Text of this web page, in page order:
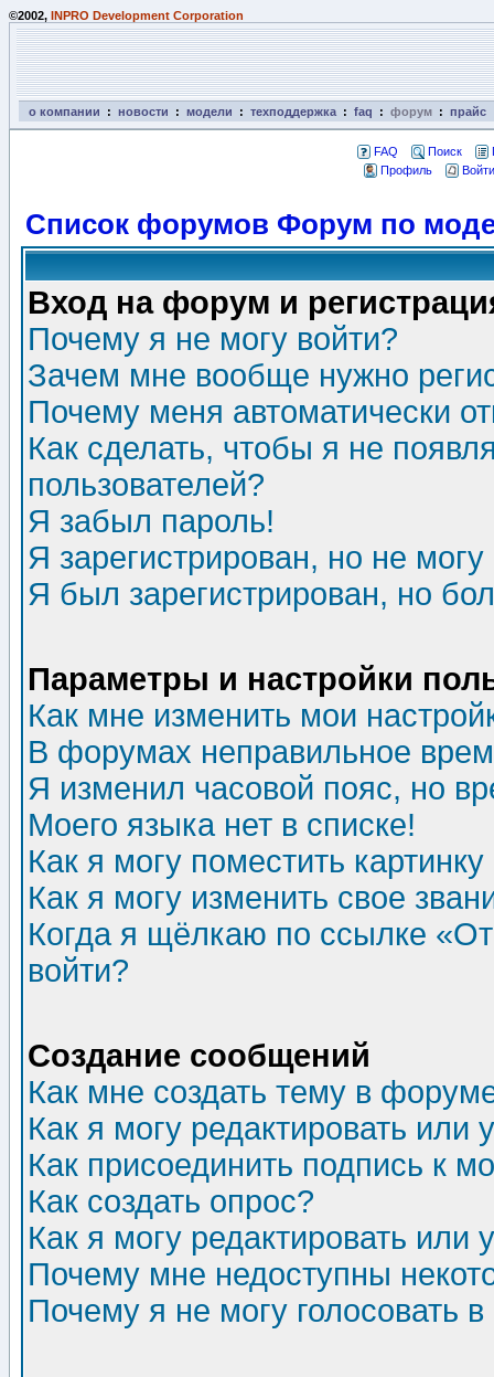
©2002, INPRO Development Corporation
о компании : новости : модели : техподдержка : faq : форум : прайс
FAQ Поиск
Профиль
Список форумов Форум по
Вход на форум и
Почему я не могу войти?
Зачем мне вообще нужно
Почему меня автоматически
Как сделать, чтобы я не
пользователей?
Я забыл пароль!
Я зарегистрирован, но не могу
Я был зарегистрирован, но
Параметры и настройки
Как мне изменить мои
В форумах неправильное
Я изменил часовой пояс, но
Моего языка нет в списке!
Как я могу поместить
Как я могу изменить свое
Когда я щёлкаю по ссылке
войти?
Создание сообщений
Как мне создать тему в
Как я могу редактировать или
Как присоединить подпись к
Как создать опрос?
Как я могу редактировать или
Почему мне недоступны
Почему я не могу голосовать